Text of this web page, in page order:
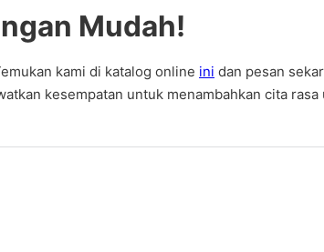
Mudah!
kami di katalog online ini dan pesan
kesempatan untuk menambahkan cita